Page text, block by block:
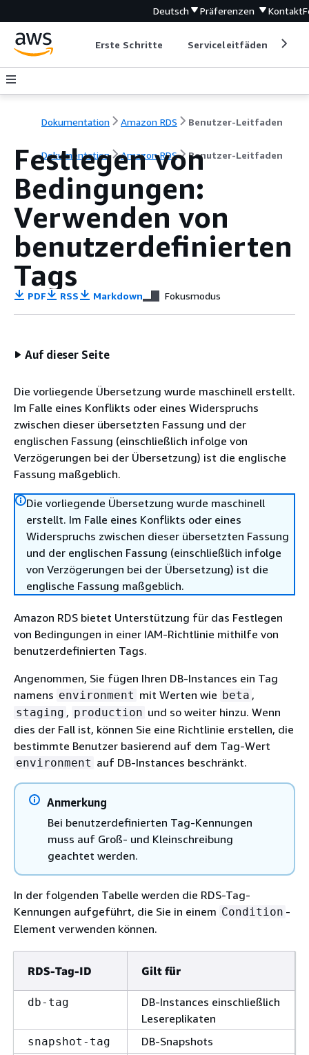
Deutsch Präferenzen Kontakt
Erste Schritte Serviceleitfäden
Dokumentation Amazon RDS Benutzer-Leitfaden
Dokumentation Amazon RDS Benutzer-Leitfaden
Festlegen von
Bedingungen:
Verwenden von
benutzerdefinierten
Tags
PDF RSS Markdown Fokusmodus
Auf dieser Seite
Die vorliegende Übersetzung wurde maschinell erstellt.
Im Falle eines Konflikts oder eines Widerspruchs
zwischen dieser übersetzten Fassung und der
englischen Fassung (einschließlich infolge von
Verzögerungen bei der Übersetzung) ist die englische
Fassung maßgeblich.
Die vorliegende Übersetzung wurde maschinell
erstellt. Im Falle eines Konflikts oder eines
Widerspruchs zwischen dieser übersetzten Fassung
und der englischen Fassung (einschließlich infolge
von Verzögerungen bei der Übersetzung) ist die
englische Fassung maßgeblich.
Amazon RDS bietet Unterstützung für das Festlegen
von Bedingungen in einer IAM-Richtlinie mithilfe von
benutzerdefinierten Tags.
Angenommen, Sie fügen Ihren DB-Instances ein Tag
namens environment mit Werten wie beta ,
staging , production und so weiter hinzu. Wenn
dies der Fall ist, können Sie eine Richtlinie erstellen, die
bestimmte Benutzer basierend auf dem Tag-Wert
environment auf DB-Instances beschränkt.
Anmerkung
Bei benutzerdefinierten Tag-Kennungen
muss auf Groß- und Kleinschreibung
geachtet werden.
In der folgenden Tabelle werden die RDS-Tag-
Kennungen aufgeführt, die Sie in einem Condition -
Element verwenden können.
RDS-Tag-ID Gilt für
db-tag
DB-Instances einschließlich
Lesereplikaten
snapshot-tag DB-Snapshots